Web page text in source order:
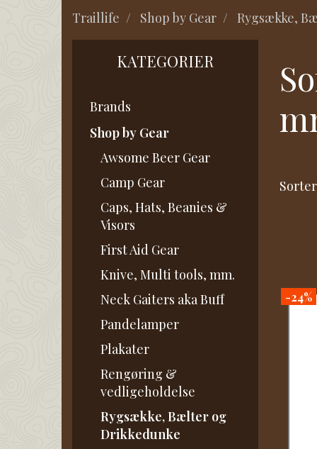
Traillife Shop by Gear Rygsække,
KATEGORIER
Brands
Shop by Gear
Awsome Beer Gear
Camp Gear
Caps, Hats, Beanies &
Visors
First Aid Gear
Knive, Multi tools, mm.
Neck Gaiters aka Buff
Pandelamper
Plakater
Rengøring &
vedligeholdelse
Rygsække, Bælter og
Drikkedunke
-24%